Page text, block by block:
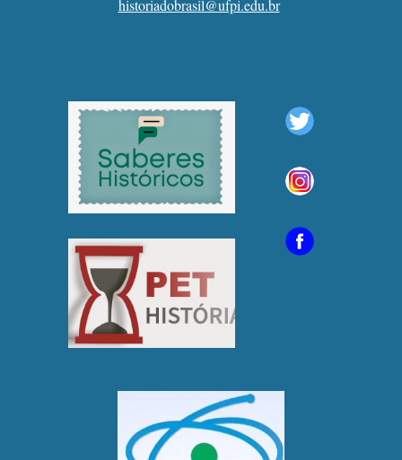
historiadobrasil@ufpi.edu.br